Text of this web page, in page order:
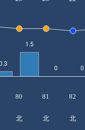
80 81 82
北 北 北